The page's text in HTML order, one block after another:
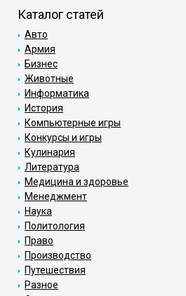
Каталог статей
Авто
Армия
Бизнес
Животные
Информатика
История
Компьютерные игры
Конкурсы и игры
Кулинария
Литература
Медицина и здоровье
Менеджмент
Наука
Политология
Право
Производство
Путешествия
Разное